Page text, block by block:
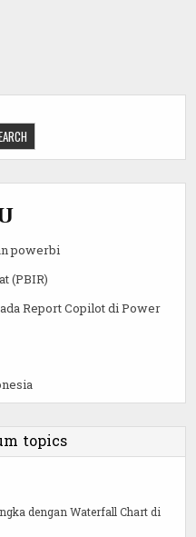
powerbi
(PBIR)
Report Copilot di Power
topics
dengan Waterfall Chart di